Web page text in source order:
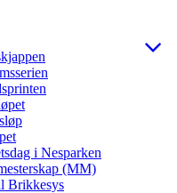
i Nesparken
(MM)
Brikkesys